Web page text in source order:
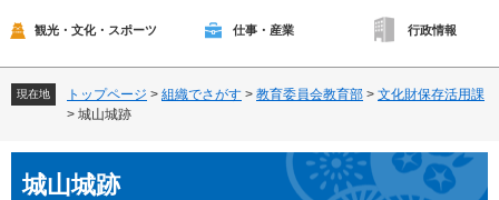
観光・文化・スポーツ 仕事・産業 行政情報
現在地 トップページ > 組織でさがす > 教育委員会教育部 > 文化財保存活用課
> 城山城跡
文城山城跡